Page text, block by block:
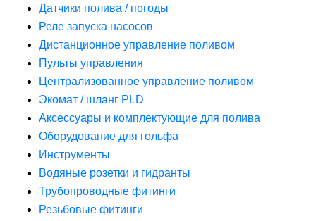
Датчики полива / погоды
Реле запуска насосов
Дистанционное управление поливом
Пульты управления
Централизованное управление поливом
Экомат / шланг PLD
Аксессуары и комплектующие для полива
Оборудование для гольфа
Инструменты
Водяные розетки и гидранты
Трубопроводные фитинги
Резьбовые фитинги